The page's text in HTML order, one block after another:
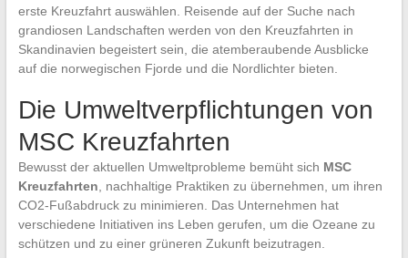
erste Kreuzfahrt auswählen. Reisende auf der Suche nach
grandiosen Landschaften werden von den Kreuzfahrten in
Skandinavien begeistert sein, die atemberaubende Ausblicke
auf die norwegischen Fjorde und die Nordlichter bieten.
Die Umweltverpflichtungen von
MSC Kreuzfahrten
Bewusst der aktuellen Umweltprobleme bemüht sich MSC
Kreuzfahrten , nachhaltige Praktiken zu übernehmen, um ihren
CO2-Fußabdruck zu minimieren. Das Unternehmen hat
verschiedene Initiativen ins Leben gerufen, um die Ozeane zu
schützen und zu einer grüneren Zukunft beizutragen.